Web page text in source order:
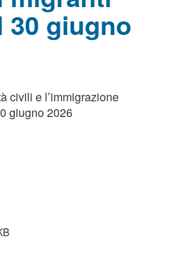
30 giugno
civili e l’immigrazione
giugno 2026